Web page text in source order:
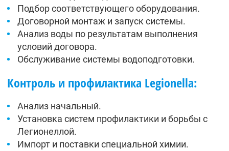
Подбор соответствующего оборудования.
Договорной монтаж и запуск системы.
Анализ воды по результатам выполнения
условий договора.
Обслуживание системы водоподготовки.
Контроль и профилактика Legionella:
Анализ начальный.
Установка систем профилактики и борьбы с
Легионеллой.
Импорт и поставки специальной химии.